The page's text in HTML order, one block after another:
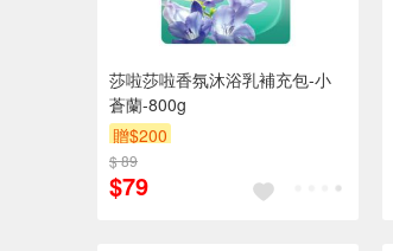
莎啦莎啦香氛沐浴乳補充包-小
蒼蘭-800g
贈$200
$ 89
$79